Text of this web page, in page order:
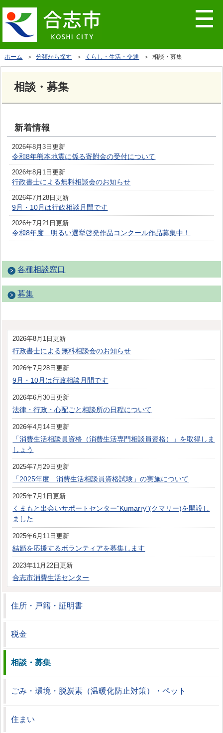
ホーム ＞分類から探す ＞ くらし・生活・交通 ＞ 相談・募集
相談・募集
新着情報
2026年8月3日更新
令和8年熊本地震に係る寄附金の受付について
2026年8月1日更新
行政書士による無料相談会のお知らせ
2026年7月28日更新
9月・10月は行政相談月間です
2026年7月21日更新
令和8年度 明るい選挙啓発作品コンクール作品募集中！
各種相談窓口
募集
2026年8月1日更新
行政書士による無料相談会のお知らせ
2026年7月28日更新
9月・10月は行政相談月間です
2026年6月30日更新
法律・行政・心配ごと相談所の日程について
2026年4月14日更新
「消費生活相談員資格（消費生活専門相談員資格）」を取得しま
しょう
2025年7月29日更新
「2025年度 消費生活相談員資格試験」の実施について
2025年7月1日更新
くまもと出会いサポートセンター"Kumarry"(クマリー)を開設し
ました
2025年6月11日更新
結婚を応援するボランティアを募集します
2023年11月22日更新
合志市消費生活センター
住所・戸籍・証明書
税金
相談・募集
ごみ・環境・脱炭素（温暖化防止対策）・ペット
住まい